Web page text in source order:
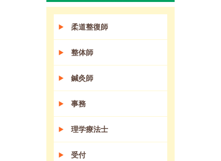
柔道整復師
整体師
鍼灸師
事務
理学療法士
受付